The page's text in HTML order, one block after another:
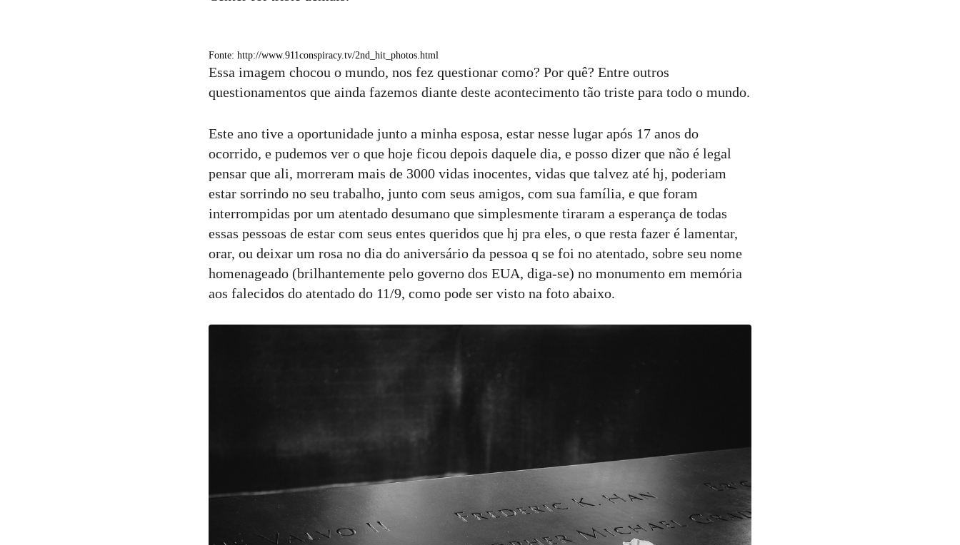
Fonte: http://www.911conspiracy.tv/2nd_hit_photos.html
Essa imagem chocou o mundo, nos fez questionar como? Por quê? Entre outros
questionamentos que ainda fazemos diante deste acontecimento tão triste para todo o mundo.
Este ano tive a oportunidade junto a minha esposa, estar nesse lugar após 17 anos do
ocorrido, e pudemos ver o que hoje ficou depois daquele dia, e posso dizer que não é legal
pensar que ali, morreram mais de 3000 vidas inocentes, vidas que talvez até hj, poderiam
estar sorrindo no seu trabalho, junto com seus amigos, com sua família, e que foram
interrompidas por um atentado desumano que simplesmente tiraram a esperança de todas
essas pessoas de estar com seus entes queridos que hj pra eles, o que resta fazer é lamentar,
orar, ou deixar um rosa no dia do aniversário da pessoa q se foi no atentado, sobre seu nome
homenageado (brilhantemente pelo governo dos EUA, diga-se) no monumento em memória
aos falecidos do atentado do 11/9, como pode ser visto na foto abaixo.